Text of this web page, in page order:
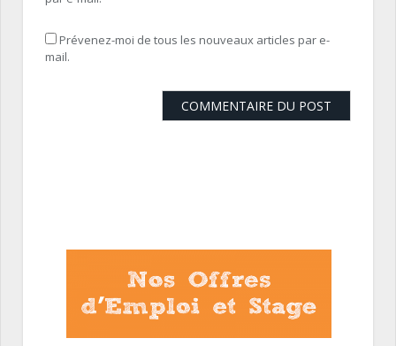
Prévenez-moi de tous les nouveaux articles par e-
mail.